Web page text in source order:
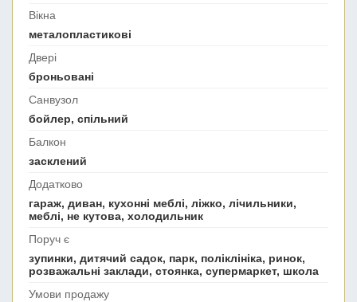
Вікна
металопластикові
Двері
броньовані
Санвузол
бойлер, спільний
Балкон
засклений
Додатково
гараж, диван, кухонні меблі, ліжко, лічильники,
меблі, не кутова, холодильник
Поруч є
зупинки, дитячий садок, парк, поліклініка, ринок,
розважальні заклади, стоянка, супермаркет, школа
Умови продажу